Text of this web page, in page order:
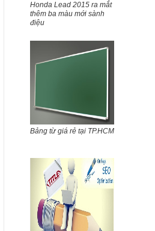
Honda Lead 2015 ra mắt
thêm ba màu mới sành
điệu
Bảng từ giá rẻ tại TP.HCM